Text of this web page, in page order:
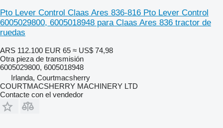
Pto Lever Control Claas Ares 836-816 Pto Lever Control
6005029800, 6005018948 para Claas Ares 836 tractor de
ruedas
ARS 112.100 EUR 65 ≈ US$ 74,98
Otra pieza de transmisión
6005029800, 6005018948
Irlanda, Courtmacsherry
COURTMACSHERRY MACHINERY LTD
Contacte con el vendedor